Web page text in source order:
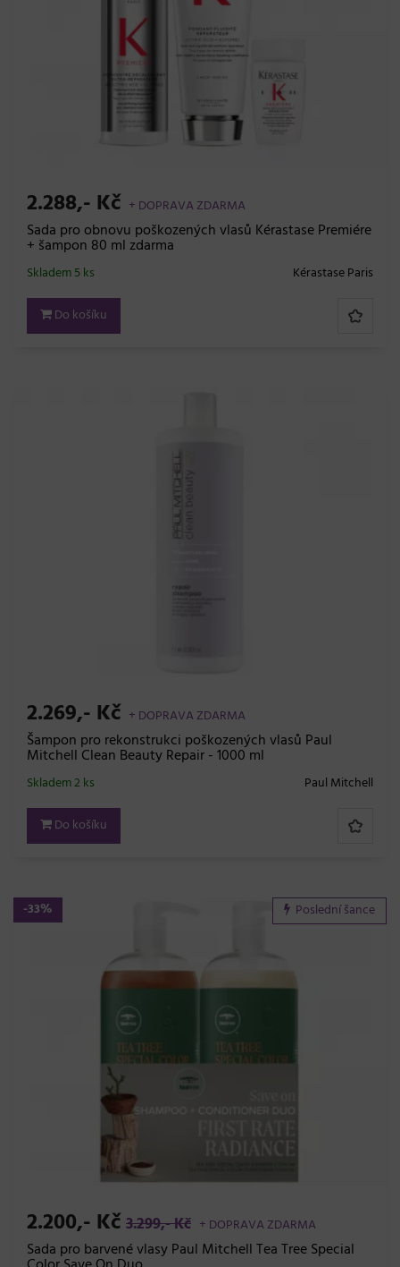
2.288,- Kč + DOPRAVA ZDARMA
Sada pro obnovu poškozených vlasů Kérastase Premiére
+ šampon 80 ml zdarma
Kérastase Paris
Skladem 5 ks
Do košíku
2.269,- Kč + DOPRAVA ZDARMA
Šampon pro rekonstrukci poškozených vlasů Paul
Mitchell Clean Beauty Repair - 1000 ml
Paul Mitchell
Skladem 2 ks
Do košíku
-33% Poslední šance
2.200,- Kč 3.299,- Kč + DOPRAVA ZDARMA
Sada pro barvené vlasy Paul Mitchell Tea Tree Special